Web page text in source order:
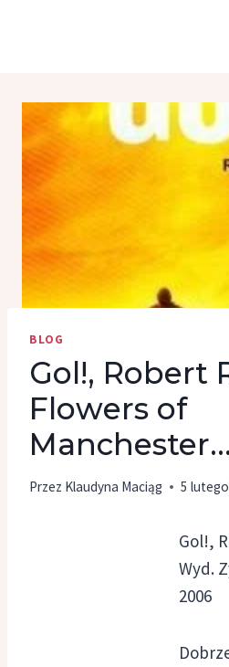
BLOG
Gol!, Robert
Flowers of
Manchester…
Przez Klaudyna Maciąg 5
Gol!,
Wyd.
2006